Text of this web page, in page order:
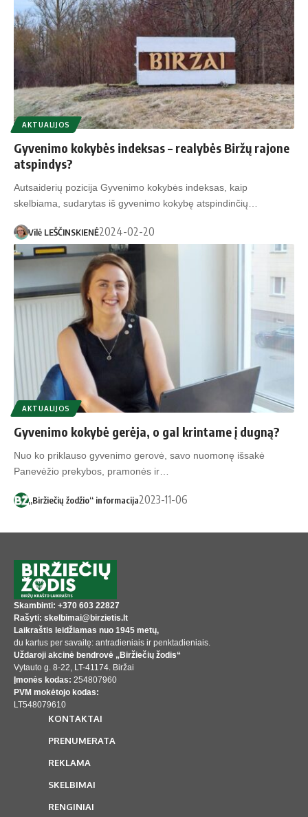
AKTUALIJOS
Gyvenimo kokybės indeksas – realybės Biržų rajone
atspindys?
Autsaiderių pozicija Gyvenimo kokybės indeksas, kaip
skelbiama, sudarytas iš gyvenimo kokybę atspindinčių…
Vilė LEŠČINSKIENĖ2024-02-20
AKTUALIJOS
Gyvenimo kokybė gerėja, o gal krintame į dugną?
Nuo ko priklauso gyvenimo gerovė, savo nuomonę išsakė
Panevėžio prekybos, pramonės ir…
„Biržiečių žodžio“ informacija2023-11-06
Skambinti: +370 603 22827
Rašyti: skelbimai@birzietis.lt
Laikraštis leidžiamas nuo 1945 metų,
du kartus per savaitę: antradieniais ir penktadieniais.
Uždaroji akcinė bendrovė „Biržiečių žodis“
Vytauto g. 8-22, LT-41174. Biržai
Įmonės kodas: 254807960
PVM mokėtojo kodas:
LT548079610
KONTAKTAI
PRENUMERATA
REKLAMA
SKELBIMAI
RENGINIAI